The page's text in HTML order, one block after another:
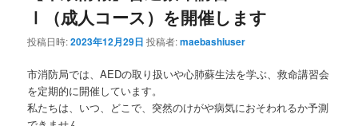
Ⅰ（成人コース）を開催します
投稿日時:2023年12月29日 投稿者:maebashiuser
市消防局では、AEDの取り扱いや心肺蘇生法を学ぶ、救命講習会
を定期的に開催しています。
私たちは、いつ、どこで、突然のけがや病気におそわれるか予測